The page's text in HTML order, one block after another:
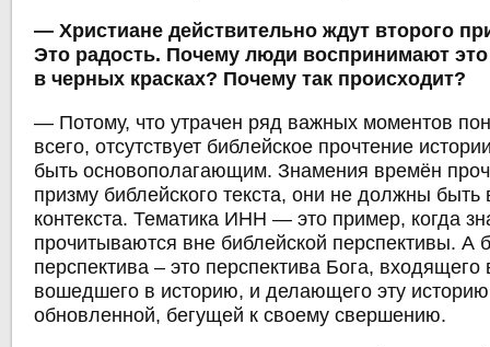
― Христиане действительно ждут второго
Это радость. Почему люди воспринимают
в черных красках? Почему так происходит?
― Потому, что утрачен ряд важных моментов
всего, отсутствует библейское прочтение
быть основополагающим. Знамения времён
призму библейского текста, они не должны
контекста. Тематика ИНН ― это пример, когда
прочитываются вне библейской перспективы. А
перспектива – это перспектива Бога, входящего
вошедшего в историю, и делающего эту
обновленной, бегущей к своему свершению.